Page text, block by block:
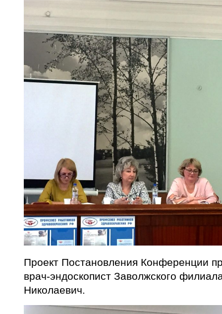
Проект Постановления Конференции
врач-эндоскопист Заволжского
Николаевич.